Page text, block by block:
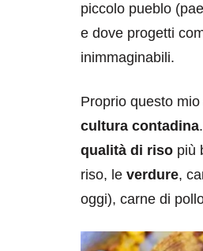
piccolo pueblo
e dove progetti
inimmaginabili.
Proprio questo
cultura contadina
qualità di riso più
riso, le verdure,
oggi), carne di